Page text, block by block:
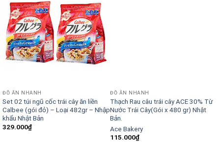
ĐỒ ĂN NHANH
Set 02 túi ngũ cốc trái cây ăn liền
Calbee (gói đỏ) – Loại 482gr – Nhập
khẩu Nhật Bản
329.000₫
ĐỒ ĂN NHANH
Thạch Rau câu trái cây ACE 30% Từ
Nước Trái Cây(Gói x 480 gr) Nhật
Bản.
Ace Bakery
115.000₫